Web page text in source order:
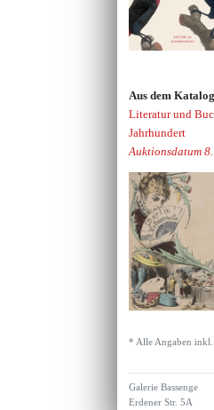
Aus dem Katalog
Literatur und
Jahrhundert
Auktionsdatum
* Alle Angaben inkl.
Galerie Bassenge
Erdener Str. 5A